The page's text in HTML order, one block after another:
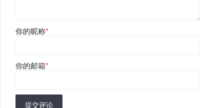
你的昵称*
你的邮箱*
提交评论